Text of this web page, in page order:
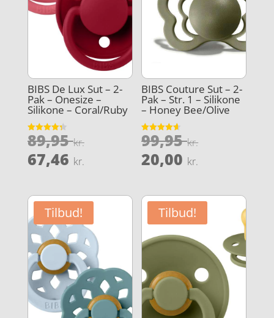
BIBS De Lux Sut – 2-
Pak – Onesize –
Silikone – Coral/Ruby
Vurderet
4.3
89,95kr.Den
oprindelige
pris
89,95 kr..
67,46 kr.
pris
er:
67,46 kr..
BIBS Couture Sut – 2-
Pak – Str. 1 – Silikone
– Honey Bee/Olive
Vurderet
4.6
99,95kr.Den
99,95 kr..
20,00 kr.
pris
er:
20,00 kr..
Tilbud! Tilbud!